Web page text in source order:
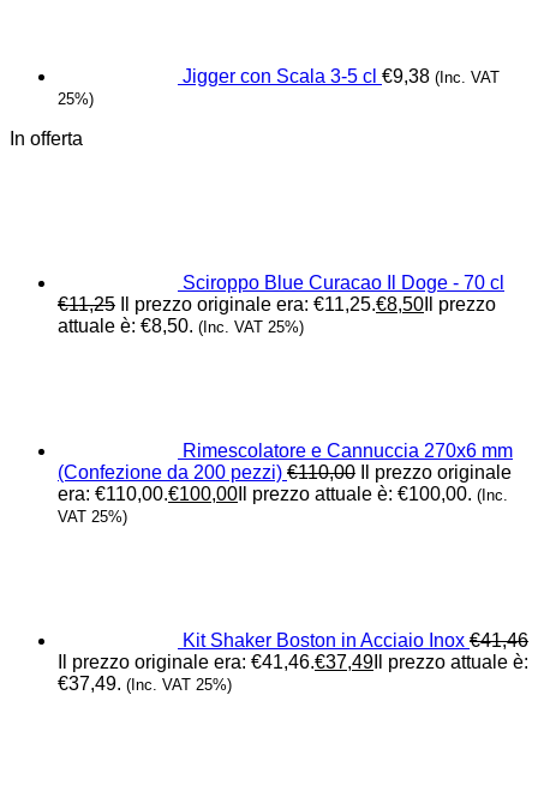
Jigger con Scala 3-5 cl €9,38 (Inc. VAT
25%)
In offerta
Sciroppo Blue Curacao Il Doge - 70 cl
€11,25 Il prezzo originale era: €11,25.€8,50 Il prezzo
attuale è: €8,50. (Inc. VAT 25%)
Rimescolatore e Cannuccia 270x6 mm
(Confezione da 200 pezzi) €110,00
Il prezzo originale
era: €110,00.€100,00 Il prezzo attuale è: €100,00. (Inc.
VAT 25%)
Kit Shaker Boston in Acciaio Inox €41,46
Il prezzo originale era: €41,46.€37,49 Il prezzo attuale è:
€37,49. (Inc. VAT 25%)